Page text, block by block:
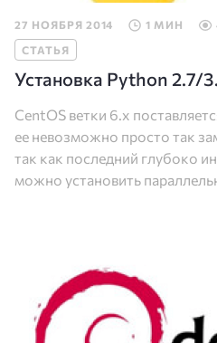
27 НОЯБРЯ 2014 1 МИН
СТАТЬЯ
Установка Python 2.7/
CentOS ветки 6.x
ее невозможно просто так
так как последний глубоко
можно установить